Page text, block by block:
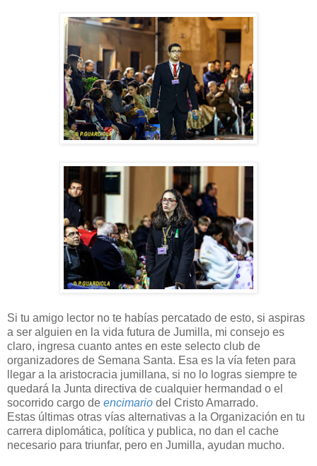
Si tu amigo lector no te habías percatado de esto, si aspiras
a ser alguien en la vida futura de Jumilla, mi consejo es
claro, ingresa cuanto antes en este selecto club de
organizadores de Semana Santa. Esa es la vía feten para
llegar a la aristocracia jumillana, si no lo logras siempre te
quedará la Junta directiva de cualquier hermandad o el
socorrido cargo de encimario del Cristo Amarrado.
Estas últimas otras vías alternativas a la Organización en tu
carrera diplomática, política y publica, no dan el cache
necesario para triunfar, pero en Jumilla, ayudan mucho.